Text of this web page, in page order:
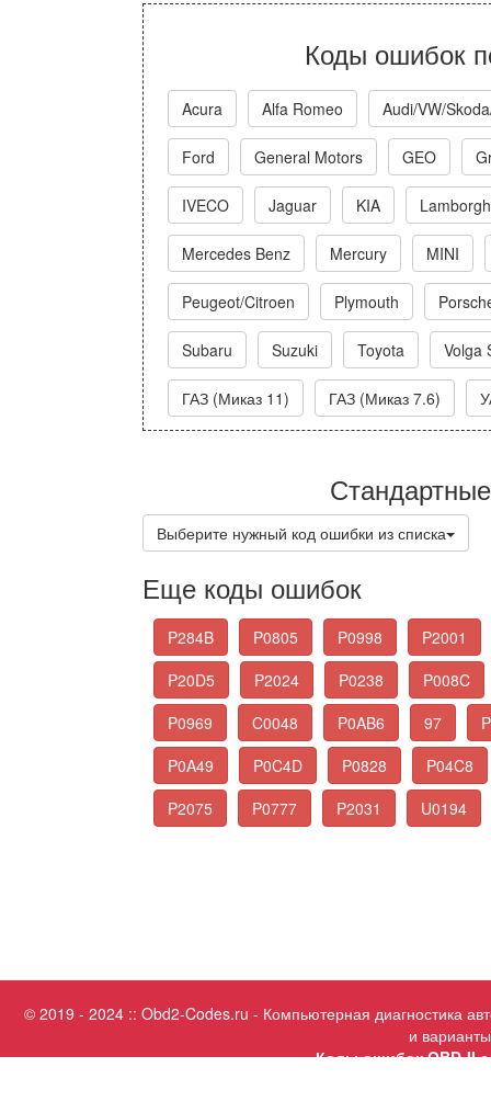
Коды ошибок
Acura Alfa Romeo Audi/VW/
Ford General Motors GEO
IVECO Jaguar KIA
Mercedes Benz Mercury MINI
Peugeot/Citroen Plymouth
Subaru Suzuki Toyota Volga
ГАЗ (Миказ 11) ГАЗ (Миказ 7.6)
Выберите нужный код ошибки из списка
Еще коды ошибок
P284B P0805 P0998
P2001
P20D5
P2024 P0238
P008C
P0969
C0048 P0AB6 97
P0A49
P0C4D P0828
P04C8
P2075
P0777 P2031 U0194
© 2019 - 2024 :: Obd2-Codes.ru - Компьютерная диагностика
и
Коды ошибок OBD-II